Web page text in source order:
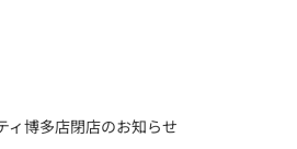
ィ博多店閉店のお知らせ